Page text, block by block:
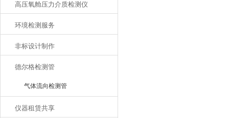
高压氧舱压力介质检测仪
环境检测服务
非标设计制作
德尔格检测管
气体流向检测管
仪器租赁共享